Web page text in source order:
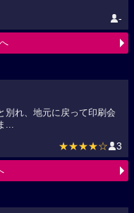
-
別れ、地元に戻って印刷会
...
★★★★☆ 3